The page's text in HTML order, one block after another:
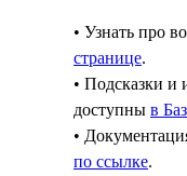
• Узнать про
странице.
• Подсказки и
доступны в
•
по ссылке.